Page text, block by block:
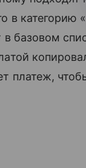
в категорию
в базовом
платеж,